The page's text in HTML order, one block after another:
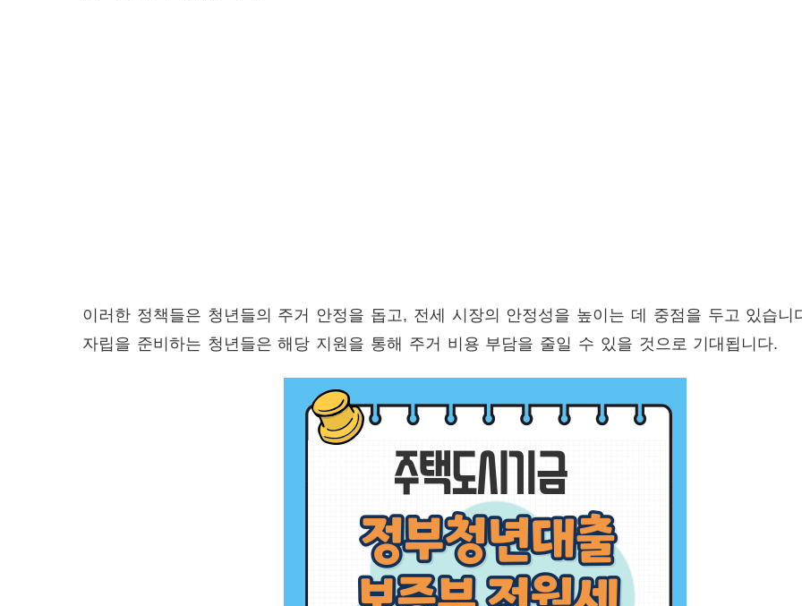
이러한 정책들은 청년들의 주거 안정을 돕고, 전세 시장의 안정성을 높이는 데 중점을 두고 있습니
자립을 준비하는 청년들은 해당 지원을 통해 주거 비용 부담을 줄일 수 있을 것으로 기대됩니다.